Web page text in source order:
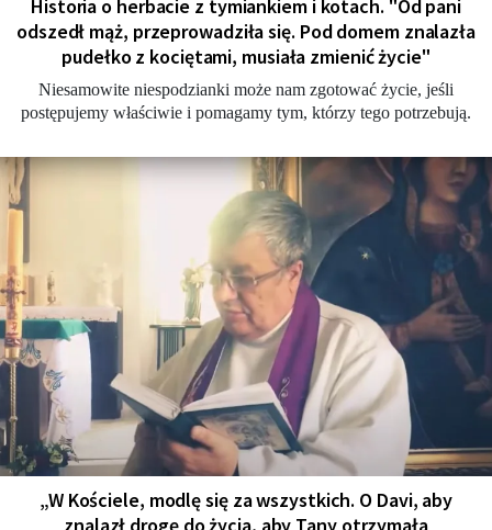
Historia o herbacie z tymiankiem i kotach. "Od pani
odszedł mąż, przeprowadziła się. Pod domem znalazła
pudełko z kociętami, musiała zmienić życie"
Niesamowite niespodzianki może nam zgotować życie, jeśli
postępujemy właściwie i pomagamy tym, którzy tego potrzebują.
„W Kościele, modlę się za wszystkich. O Davi, aby